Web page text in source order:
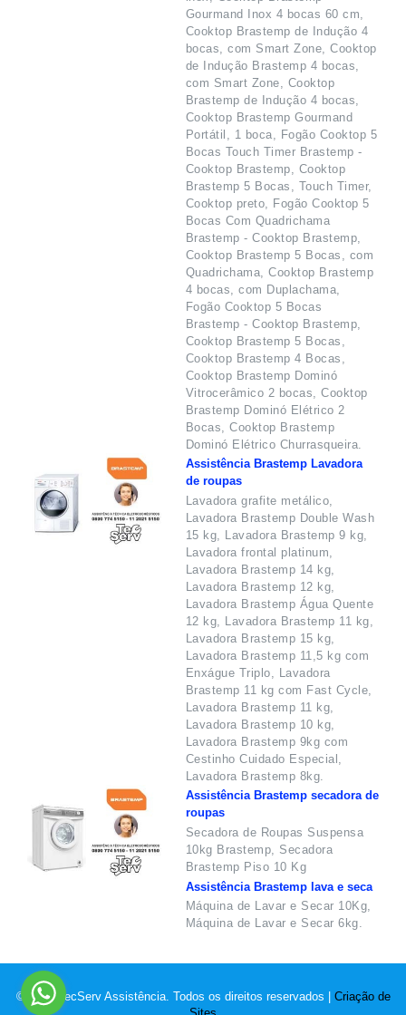
Gourmand Inox 4 bocas 60 cm,
Cooktop Brastemp de Indução 4
bocas, com Smart Zone, Cooktop
de Indução Brastemp 4 bocas,
com Smart Zone, Cooktop
Brastemp de Indução 4 bocas,
Cooktop Brastemp Gourmand
Portátil, 1 boca, Fogão Cooktop 5
Bocas Touch Timer Brastemp -
Cooktop Brastemp, Cooktop
Brastemp 5 Bocas, Touch Timer,
Cooktop preto, Fogão Cooktop 5
Bocas Com Quadrichama
Brastemp - Cooktop Brastemp,
Cooktop Brastemp 5 Bocas, com
Quadrichama, Cooktop Brastemp
4 bocas, com Duplachama,
Fogão Cooktop 5 Bocas
Brastemp - Cooktop Brastemp,
Cooktop Brastemp 5 Bocas,
Cooktop Brastemp 4 Bocas,
Cooktop Brastemp Dominó
Vitrocerâmico 2 bocas, Cooktop
Brastemp Dominó Elétrico 2
Bocas, Cooktop Brastemp
Dominó Elétrico Churrasqueira.
Assistência Brastemp Lavadora
de roupas
Lavadora grafite metálico,
Lavadora Brastemp Double Wash
15 kg, Lavadora Brastemp 9 kg,
Lavadora frontal platinum,
Lavadora Brastemp 14 kg,
Lavadora Brastemp 12 kg,
Lavadora Brastemp Água Quente
12 kg, Lavadora Brastemp 11 kg,
Lavadora Brastemp 15 kg,
Lavadora Brastemp 11,5 kg com
Enxágue Triplo, Lavadora
Brastemp 11 kg com Fast Cycle,
Lavadora Brastemp 11 kg,
Lavadora Brastemp 10 kg,
Lavadora Brastemp 9kg com
Cestinho Cuidado Especial,
Lavadora Brastemp 8kg.
Assistência Brastemp secadora de
roupas
Secadora de Roupas Suspensa
10kg Brastemp, Secadora
Brastemp Piso 10 Kg
Assistência Brastemp lava e seca
Máquina de Lavar e Secar 10Kg,
Máquina de Lavar e Secar 6kg.
© 2022 TecServ Assistência. Todos os direitos reservados | Criação de